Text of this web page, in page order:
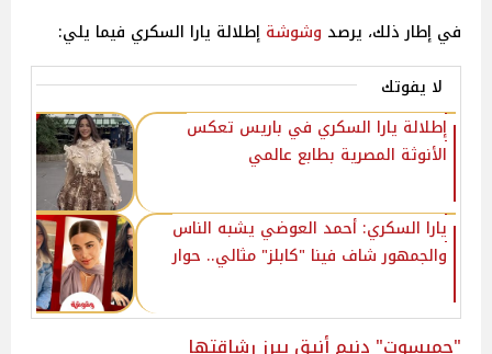
في إطار ذلك، يرصد وشوشة إطلالة يارا السكري فيما يلي:
لا يفوتك
إطلالة يارا السكري في باريس تعكس
الأنوثة المصرية بطابع عالمي
يارا السكري: أحمد العوضي يشبه الناس
والجمهور شاف فينا "كابلز" مثالي.. حوار
"جمبسوت" دنيم أنيق يبرز رشاقتها